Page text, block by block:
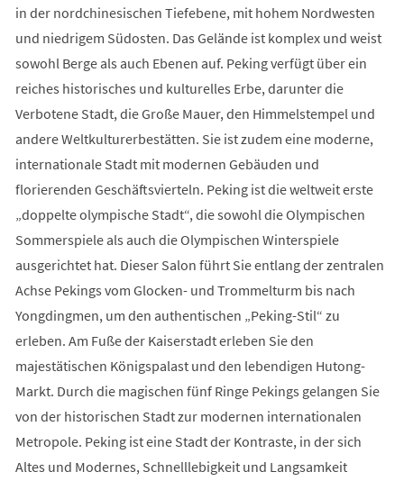
in der nordchinesischen Tiefebene, mit hohem Nordwesten
und niedrigem Südosten. Das Gelände ist komplex und weist
sowohl Berge als auch Ebenen auf. Peking verfügt über ein
reiches historisches und kulturelles Erbe, darunter die
Verbotene Stadt, die Große Mauer, den Himmelstempel und
andere Weltkulturerbestätten. Sie ist zudem eine moderne,
internationale Stadt mit modernen Gebäuden und
florierenden Geschäftsvierteln. Peking ist die weltweit erste
„doppelte olympische Stadt“, die sowohl die Olympischen
Sommerspiele als auch die Olympischen Winterspiele
ausgerichtet hat. Dieser Salon führt Sie entlang der zentralen
Achse Pekings vom Glocken- und Trommelturm bis nach
Yongdingmen, um den authentischen „Peking-Stil“ zu
erleben. Am Fuße der Kaiserstadt erleben Sie den
majestätischen Königspalast und den lebendigen Hutong-
Markt. Durch die magischen fünf Ringe Pekings gelangen Sie
von der historischen Stadt zur modernen internationalen
Metropole. Peking ist eine Stadt der Kontraste, in der sich
Altes und Modernes, Schnelllebigkeit und Langsamkeit